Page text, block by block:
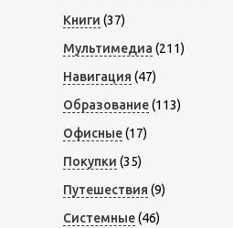
Книги (37)
Мультимедиа (211)
Навигация (47)
Образование(113)
Офисные(17)
Покупки (35)
Путешествия (9)
Системные(46)